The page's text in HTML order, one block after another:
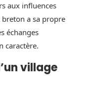
aux influences
a sa propre
échanges
caractère.
village